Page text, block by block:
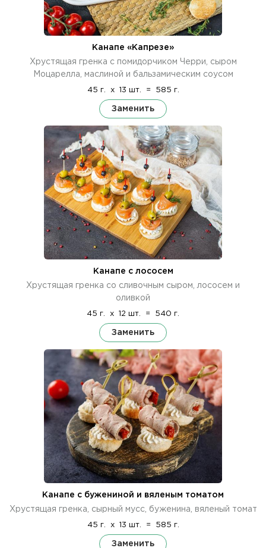
Канапе «Капрезе»
Хрустящая гренка с помидорчиком Черри, сыром
Моцарелла, маслиной и бальзамическим соусом
45 г. x 13 шт. = 585 г.
Заменить
Канапе с лососем
Хрустящая гренка со сливочным сыром, лососем и
оливкой
45 г. x 12 шт. = 540 г.
Заменить
Канапе с бужениной и вяленым томатом
Хрустящая гренка, сырный мусс, буженина, вяленый томат
45 г. x 13 шт. = 585 г.
Заменить